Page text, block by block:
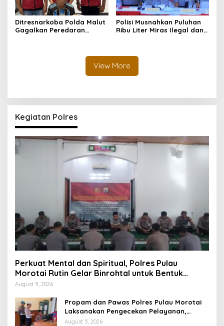
Ditresnarkoba Polda Malut
Gagalkan Peredaran
Polisi Musnahkan Puluhan
Ribu Liter Miras Ilegal dan
View More
Kegiatan Polres
Perkuat Mental dan Spiritual, Polres Pulau
Morotai Rutin Gelar Binrohtal untuk Bentuk
Personel Berintegritas
August 5, 2026
Propam dan Pawas Polres Pulau Morotai
Laksanakan Pengecekan Pelayanan,
Pastikan Masyarakat Mendapat
August 5, 2026